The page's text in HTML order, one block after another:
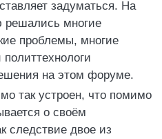
задуматься. На
решались многие
проблемы, многие
на этом форуме.
так устроен, что помимо
о своём
следствие двое из